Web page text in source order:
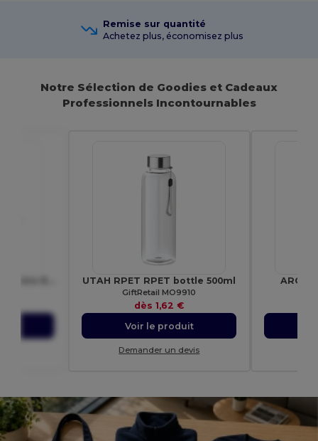
Remise sur quantité
Achetez plus, économisez plus
Notre Sélection de Goodies et Cadeaux
Professionnels Incontournables
UTAH RPET RPET bottle 500ml
GiftRetail MO9910
dès1,62 €
Voir le produit
Demander un devis